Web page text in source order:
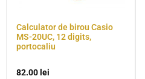
Calculator de birou Casio
MS-20UC, 12 digits,
portocaliu
82.00 lei